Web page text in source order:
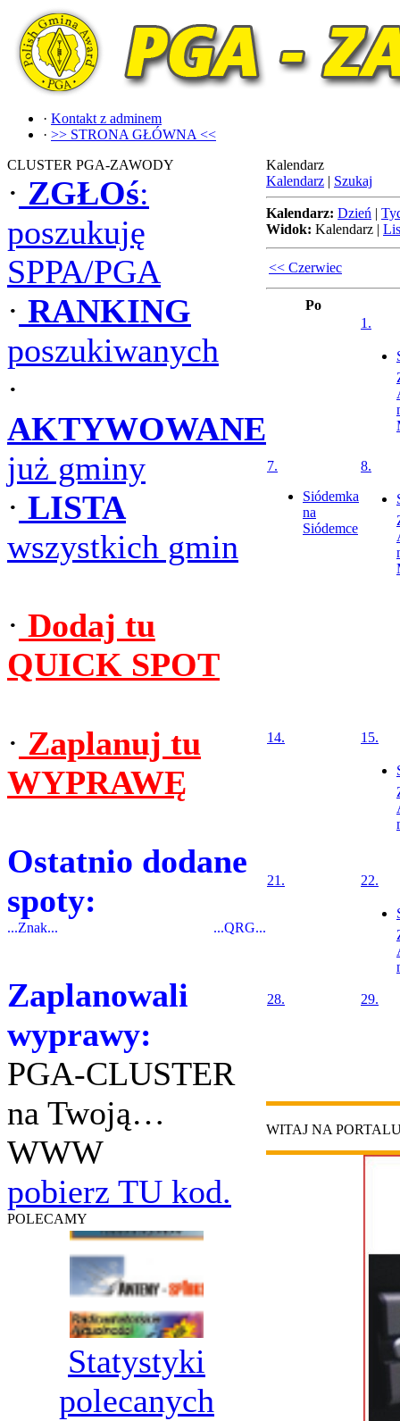
· Kontakt z adminem
· >> STRONA GŁÓWNA <<
CLUSTER PGA-ZAWODY
· ZGŁOś:
poszukuję
SPPA/PGA
· RANKING
poszukiwanych
·
AKTYWOWANE
już gminy
· LISTA
wszystkich gmin
· Dodaj tu
QUICK SPOT
· Zaplanuj tu
WYPRAWĘ
Ostatnio dodane
spoty:
...Znak... ...QRG...
Zaplanowali
wyprawy:
PGA-CLUSTER
na Twoją…
WWW
pobierz TU kod.
POLECAMY
Statystyki
polecanych
Kalendarz
Kalendarz | Szukaj
Kalendarz: Dzień |
Widok: Kalendarz |
<< Czerwiec
Po
1.
7.
Siódemka
na
Siódemce
8.
14. 15.
21. 22.
28. 29.
WITAJ NA